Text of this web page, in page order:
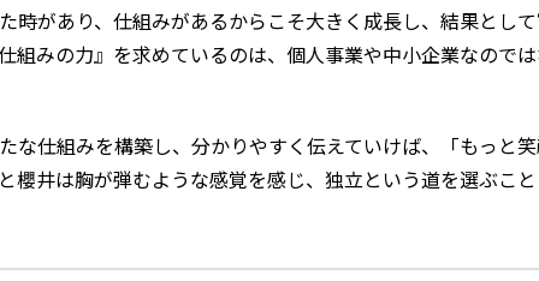
時があり、仕組みがあるからこそ大きく成長し、結果とし
組みの力』を求めているのは、個人事業や中小企業なので
な仕組みを構築し、分かりやすく伝えていけば、「もっと
櫻井は胸が弾むような感覚を感じ、独立という道を選ぶこ